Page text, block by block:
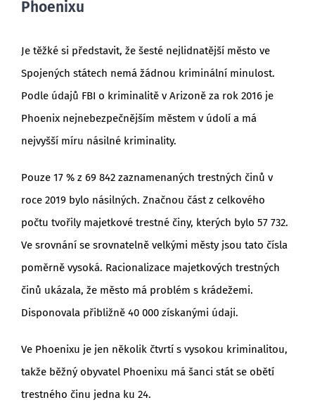
Phoenixu
Je těžké si představit, že šesté nejlidnatější město ve
Spojených státech nemá žádnou kriminální minulost.
Podle údajů FBI o kriminalitě v Arizoně za rok 2016 je
Phoenix nejnebezpečnějším městem v údolí a má
nejvyšší míru násilné kriminality.
Pouze 17 % z 69 842 zaznamenaných trestných činů v
roce 2019 bylo násilných. Značnou část z celkového
počtu tvořily majetkové trestné činy, kterých bylo 57 732.
Ve srovnání se srovnatelně velkými městy jsou tato čísla
poměrně vysoká. Racionalizace majetkových trestných
činů ukázala, že město má problém s krádežemi.
Disponovala přibližně 40 000 získanými údaji.
Ve Phoenixu je jen několik čtvrtí s vysokou kriminalitou,
takže běžný obyvatel Phoenixu má šanci stát se obětí
trestného činu jedna ku 24.